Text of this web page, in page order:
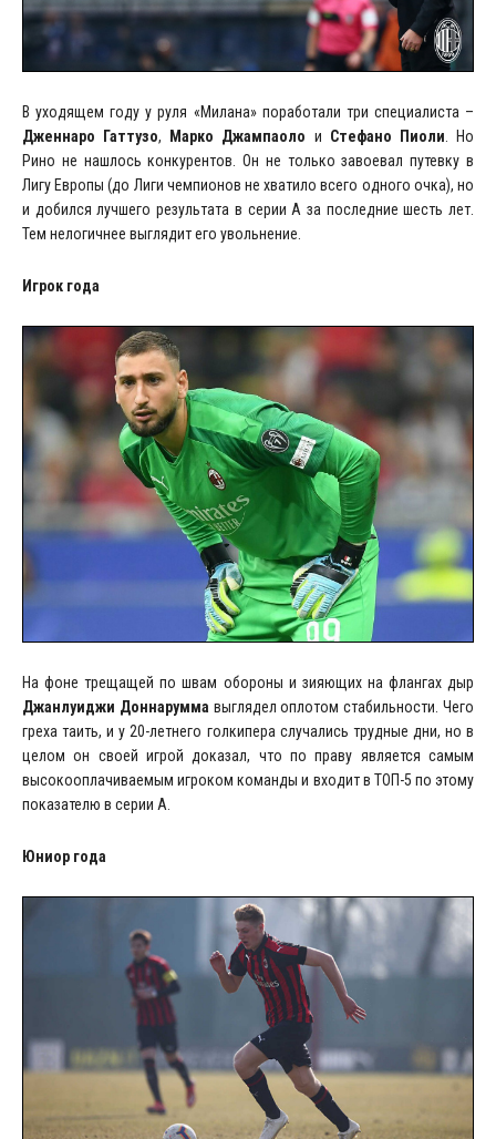
В уходящем году у руля «Милана» поработали три специалиста –
Дженнаро Гаттузо, Марко Джампаоло и Стефано Пиоли . Но
Рино не нашлось конкурентов. Он не только завоевал путевку в
Лигу Европы (до Лиги чемпионов не хватило всего одного очка), но
и добился лучшего результата в серии А за последние шесть лет.
Тем нелогичнее выглядит его увольнение.
Игрок года
На фоне трещащей по швам обороны и зияющих на флангах дыр
Джанлуиджи Доннарумма выглядел оплотом стабильности. Чего
греха таить, и у 20-летнего голкипера случались трудные дни, но в
целом он своей игрой доказал, что по праву является самым
высокооплачиваемым игроком команды и входит в ТОП-5 по этому
показателю в серии А.
Юниор года